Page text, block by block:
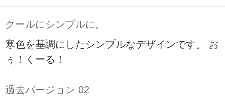
クールにシンプルに。
寒色を基調にしたシンプルなデザインです。 お
ぅ！くーる！
過去バージョン 02